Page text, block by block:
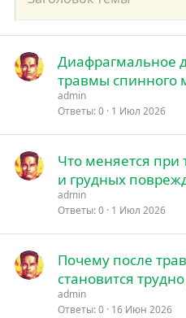
Диафрагмальное
травмы спинного
admin
Ответы 0 1 Июл 2026
Что меняется при
и грудных
admin
Ответы 0 1 Июл 2026
Почему после
становится
admin
Ответы 0 16 Июн 2026